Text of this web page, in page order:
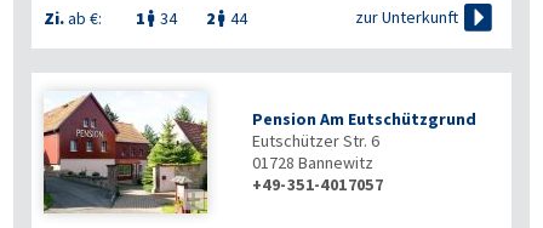
Zi.ab €: 1  34 2  44 zur Unterkunft 

Pension Am Eutschützgrund
Eutschützer Str. 6
01728 Bannewitz
+49-351-4017057